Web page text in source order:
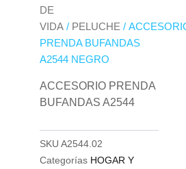
DE
VIDA / PELUCHE /
PRENDA BUFANDAS
A2544 NEGRO
ACCESORIO PRENDA
BUFANDAS A2544
SKU A2544.02
Categorías HOGAR Y